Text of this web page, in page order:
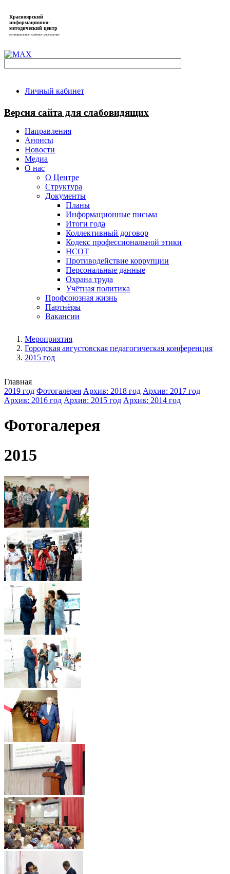
Красноярский
информационно-
методический центр
муниципальное казённое учреждение
Личный кабинет
Версия сайта для слабовидящих
Направления
Анонсы
Новости
Медиа
О нас
О Центре
Структура
Документы
Планы
Информационные письма
Итоги года
Коллективный договор
Кодекс профессиональной этики
НСОТ
Противодействие коррупции
Персональные данные
Охрана труда
Учётная политика
Профсоюзная жизнь
Партнёры
Вакансии
Мероприятия
Городская августовская педагогическая конференция
2015 год
Главная
2019 год Фотогалерея Архив: 2018 год Архив: 2017 год
Архив: 2016 год Архив: 2015 год Архив: 2014 год
Фотогалерея
2015